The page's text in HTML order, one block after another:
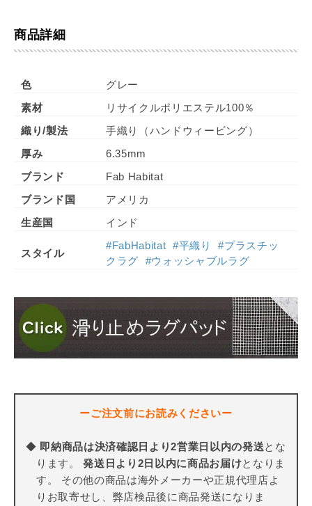
商品詳細
色
グレー
素材
リサイクルポリエステル100％
織り/製法
手織り（ハンドウィービング）
厚み
6.35mm
ブランド
Fab Habitat
ブランド国
アメリカ
生産国
インド
スタイル
#FabHabitat #平織り
#プラスチッ
クラグ
#ウォッシャブルラグ
ーご注文前にお読みくださいー
◆ 即納商品は決済確認日より2営業日以内の発送とな
ります。発送日より2日以内に商品お届けとなりま
す。 その他の商品は海外メーカーや正規代理店よ
りお取寄せし、弊店検品後に商品発送になりま